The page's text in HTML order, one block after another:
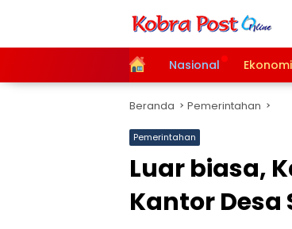
HomeNasional
Beranda Pemerintahan
Pemerintahan
Luar biasa,
Kantor Desa